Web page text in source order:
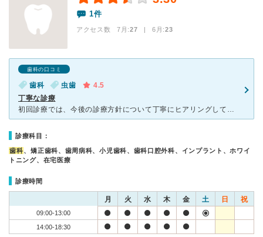
1件
アクセス数 7月:27 | 6月:23
歯科の口コミ
歯科 虫歯
4.5
丁寧な診療
初回診療では、今後の診療方針について丁寧にヒアリングしてくれます。 驚いたのは、口内を3Dスキャンして立体的なモデルを作成してくれたことです。その画像を見ながら説明を受けられるので、自分の歯の状態が
診療科目：
歯科、矯正歯科、歯周病科、小児歯科、歯科口腔外科、インプラント、ホワイ
トニング、在宅医療
診療時間
月 火 水 木 金 土 日 祝
09:00-13:00
14:00-18:30